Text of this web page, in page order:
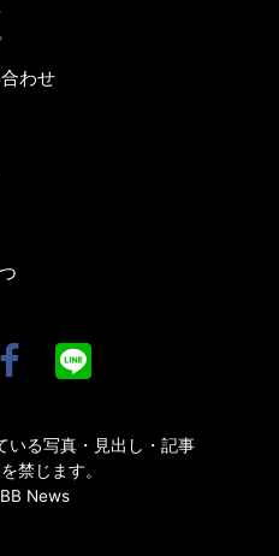
わせ
いる写真・見出し・記事
禁じます。
News